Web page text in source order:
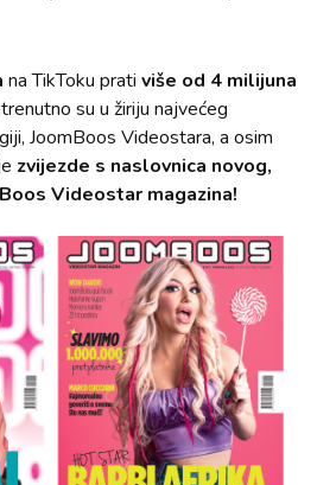
na TikToku prati više od 4 milijuna
su u žiriju najvećeg
JoomBoos Videostara, a osim
zvijezde s naslovnica novog,
Videostar magazina!